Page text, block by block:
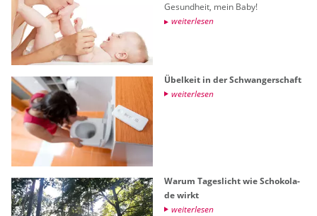
Ge­sund­heit, mein Baby!
wei­ter­le­sen
Übel­keit in der Schwan­ger­schaft
wei­ter­le­sen
Warum Ta­ges­licht wie Scho­ko­la­
de wirkt
wei­ter­le­sen